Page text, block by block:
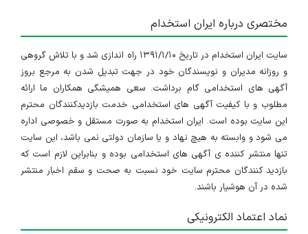
مختصری درباره ایران استخدام
سایت ایران استخدام در تاریخ ۱۳۹۱/۱/۱۰ راه اندازی شد و با تلاش گروهی
و روزانه مدیران و نویسندگان خود در جهت تبدیل شدن به مرجع بروز
آگهی های استخدامی گام برداشت. سعی همیشگی همکاران ما ارائه
مطلوب و با کیفیت آگهی های استخدامی خدمت بازدیدکنندگان محترم
این سایت بوده است. ایران استخدام به صورت مستقل و خصوصی اداره
می شود و وابسته به هیچ نهاد و یا سازمان دولتی نمی باشد، این سایت
تنها منتشر کننده ی آگهی های استخدامی بوده و بنابراین لازم است که
بازدید کنندگان محترم سایت خود نسبت به صحت و سقم اخبار منتشر
شده در آن هوشیار باشند.
نماد اعتماد الکترونیکی